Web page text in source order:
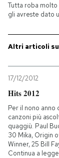
Tutta roba molto
gli avreste dato
Altri articoli
17/12/2012
Hits 2012
Per il nono anno
canzoni più
quaggiù. Paul
30 Mika, Origin
Winner, 25 Bill
Continua a